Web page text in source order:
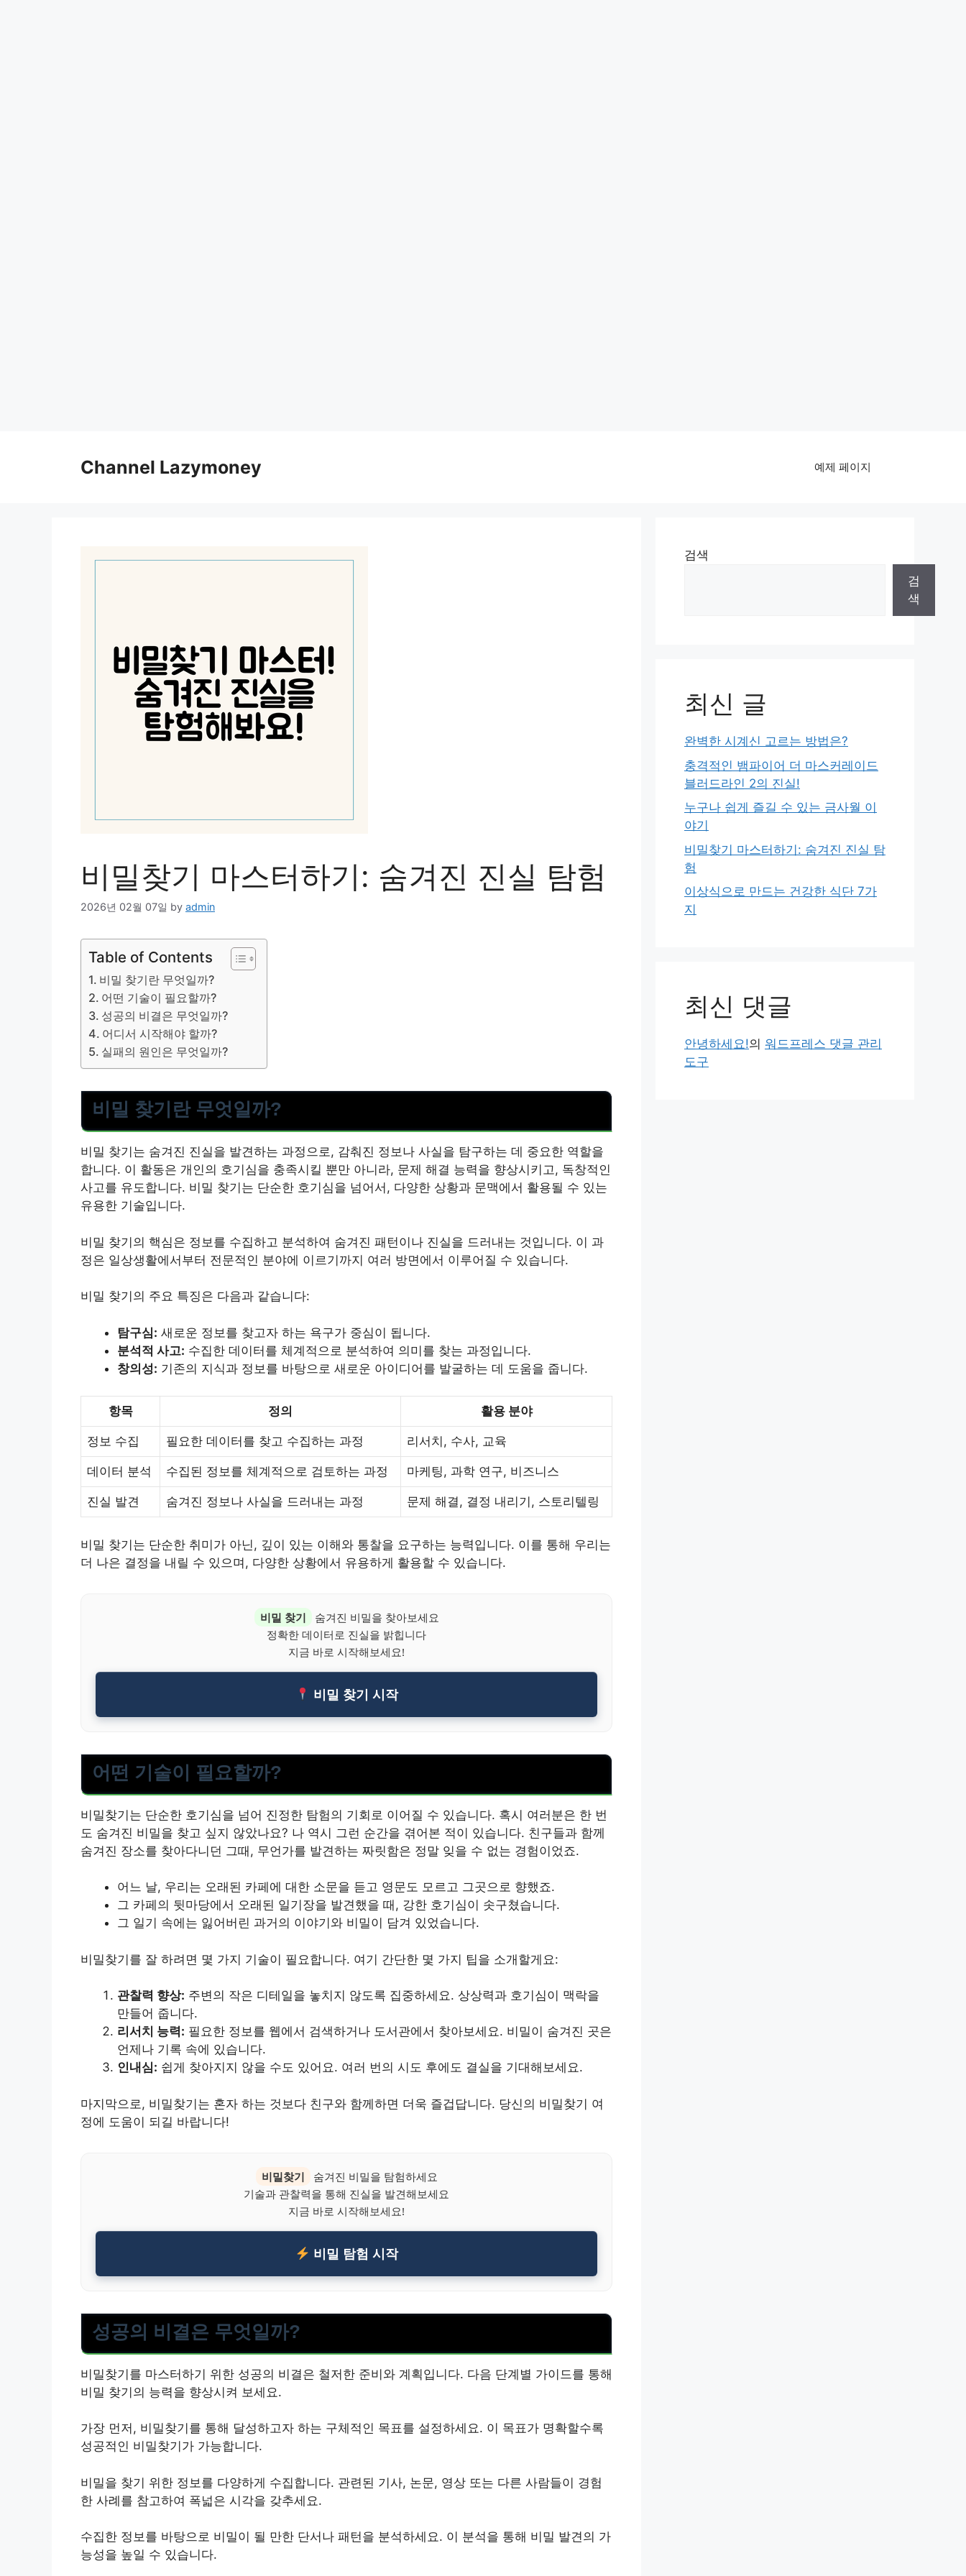
Channel Lazymoney 예제 페이지
비밀찾기 마스터하기: 숨겨진 진실 탐험
2026년 02월 07일 by admin
Table of Contents
비밀 찾기란 무엇일까?
어떤 기술이 필요할까?
성공의 비결은 무엇일까?
어디서 시작해야 할까?
실패의 원인은 무엇일까?
비밀 찾기란 무엇일까?
비밀 찾기는 숨겨진 진실을 발견하는 과정으로, 감춰진 정보나 사실을 탐구하는 데 중요한 역할을
합니다. 이 활동은 개인의 호기심을 충족시킬 뿐만 아니라, 문제 해결 능력을 향상시키고, 독창적인
사고를 유도합니다. 비밀 찾기는 단순한 호기심을 넘어서, 다양한 상황과 문맥에서 활용될 수 있는
유용한 기술입니다.
비밀 찾기의 핵심은 정보를 수집하고 분석하여 숨겨진 패턴이나 진실을 드러내는 것입니다. 이 과
정은 일상생활에서부터 전문적인 분야에 이르기까지 여러 방면에서 이루어질 수 있습니다.
비밀 찾기의 주요 특징은 다음과 같습니다:
탐구심: 새로운 정보를 찾고자 하는 욕구가 중심이 됩니다.
분석적 사고: 수집한 데이터를 체계적으로 분석하여 의미를 찾는 과정입니다.
창의성: 기존의 지식과 정보를 바탕으로 새로운 아이디어를 발굴하는 데 도움을 줍니다.
항목 정의 활용 분야
정보 수집 필요한 데이터를 찾고 수집하는 과정 리서치, 수사, 교육
데이터 분석 수집된 정보를 체계적으로 검토하는 과정 마케팅, 과학 연구, 비즈니스
진실 발견 숨겨진 정보나 사실을 드러내는 과정 문제 해결, 결정 내리기, 스토리텔링
비밀 찾기는 단순한 취미가 아닌, 깊이 있는 이해와 통찰을 요구하는 능력입니다. 이를 통해 우리는
더 나은 결정을 내릴 수 있으며, 다양한 상황에서 유용하게 활용할 수 있습니다.
비밀 찾기
숨겨진 비밀을 찾아보세요
정확한 데이터로 진실을 밝힙니다
지금 바로 시작해보세요!
비밀 찾기 시작
어떤 기술이 필요할까?
비밀찾기는 단순한 호기심을 넘어 진정한 탐험의 기회로 이어질 수 있습니다. 혹시 여러분은 한 번
도 숨겨진 비밀을 찾고 싶지 않았나요? 나 역시 그런 순간을 겪어본 적이 있습니다. 친구들과 함께
숨겨진 장소를 찾아다니던 그때, 무언가를 발견하는 짜릿함은 정말 잊을 수 없는 경험이었죠.
어느 날, 우리는 오래된 카페에 대한 소문을 듣고 영문도 모르고 그곳으로 향했죠.
그 카페의 뒷마당에서 오래된 일기장을 발견했을 때, 강한 호기심이 솟구쳤습니다.
그 일기 속에는 잃어버린 과거의 이야기와 비밀이 담겨 있었습니다.
비밀찾기를 잘 하려면 몇 가지 기술이 필요합니다. 여기 간단한 몇 가지 팁을 소개할게요:
관찰력 향상: 주변의 작은 디테일을 놓치지 않도록 집중하세요. 상상력과 호기심이 맥락을
만들어 줍니다.
리서치 능력: 필요한 정보를 웹에서 검색하거나 도서관에서 찾아보세요. 비밀이 숨겨진 곳은
언제나 기록 속에 있습니다.
인내심: 쉽게 찾아지지 않을 수도 있어요. 여러 번의 시도 후에도 결실을 기대해보세요.
마지막으로, 비밀찾기는 혼자 하는 것보다 친구와 함께하면 더욱 즐겁답니다. 당신의 비밀찾기 여
정에 도움이 되길 바랍니다!
비밀찾기
숨겨진 비밀을 탐험하세요
기술과 관찰력을 통해 진실을 발견해보세요
지금 바로 시작해보세요!
비밀 탐험 시작
성공의 비결은 무엇일까?
비밀찾기를 마스터하기 위한 성공의 비결은 철저한 준비와 계획입니다. 다음 단계별 가이드를 통해
비밀 찾기의 능력을 향상시켜 보세요.
가장 먼저, 비밀찾기를 통해 달성하고자 하는 구체적인 목표를 설정하세요. 이 목표가 명확할수록
성공적인 비밀찾기가 가능합니다.
비밀을 찾기 위한 정보를 다양하게 수집합니다. 관련된 기사, 논문, 영상 또는 다른 사람들이 경험
한 사례를 참고하여 폭넓은 시각을 갖추세요.
수집한 정보를 바탕으로 비밀이 될 만한 단서나 패턴을 분석하세요. 이 분석을 통해 비밀 발견의 가
능성을 높일 수 있습니다.
검색
검
색
최신 글
완벽한 시계신 고르는 방법은?
충격적인 뱀파이어 더 마스커레이드
블러드라인 2의 진실!
누구나 쉽게 즐길 수 있는 금사월 이
야기
비밀찾기 마스터하기: 숨겨진 진실 탐
험
이상식으로 만드는 건강한 식단 7가
지
최신 댓글
안녕하세요!의 워드프레스 댓글 관리
도구